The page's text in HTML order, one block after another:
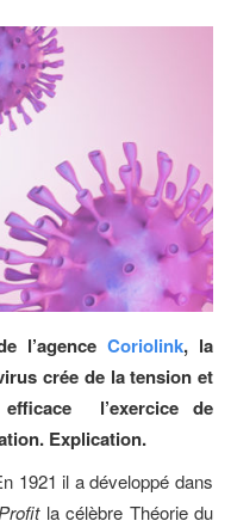
l’agence Coriolink, la
crée de la tension et
l’exercice de
Explication.
1921 il a développé dans
la célèbre Théorie du